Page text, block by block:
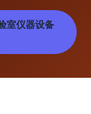
室仪器设备